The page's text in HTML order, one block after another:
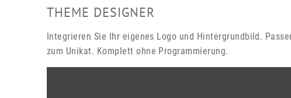
THEME DESIGNER
Integrieren Sie Ihr eigenes Logo und Hintergrundbild.
zum Unikat. Komplett ohne Programmierung.